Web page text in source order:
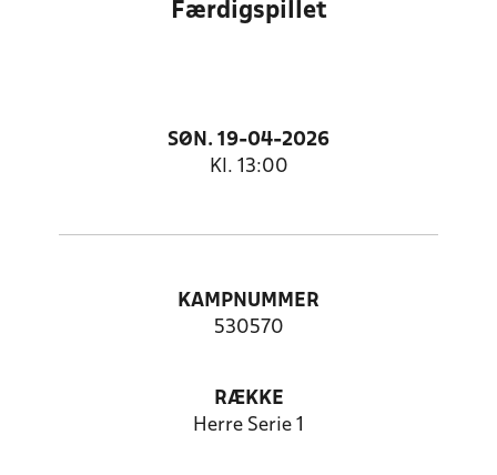
Færdigspillet
SØN. 19-04-2026
Kl. 13:00
KAMPNUMMER
530570
RÆKKE
Herre Serie 1